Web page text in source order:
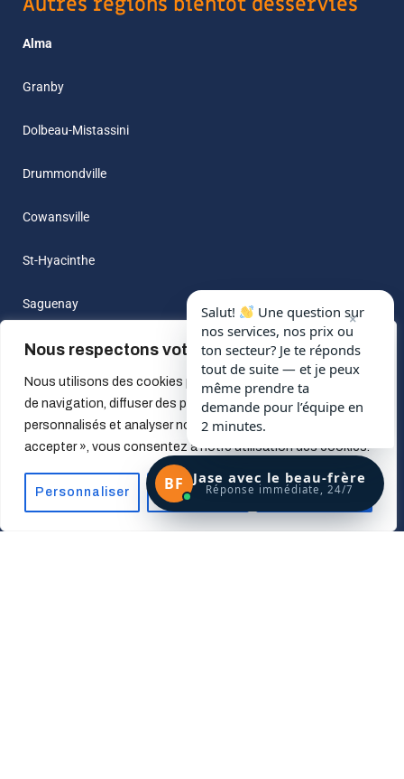
Nous respectons votre vie privée.
Nous utilisons des cookies pour améliorer votre expérience
de navigation, diffuser des publicités ou des contenus
personnalisés et analyser notre trafic. En cliquant sur « Tout
accepter », vous consentez à notre utilisation des cookies.
Personnaliser Tout rejeter Accepter tout
Alma
Granby
Dolbeau-Mistassini
Drummondville
Cowansville
St-Hyacinthe
Saguenay
Sainte-Marie
Saint-Georges
Shawinigan
Sherbrooke BF Jase avec le beau-frère
Réponse immédiate, 24/7
×
Salut!
Une question sur
nos services, nos prix ou
ton secteur? Je te réponds
tout de suite — et je peux
même prendre ta
demande pour l’équipe en
2 minutes.